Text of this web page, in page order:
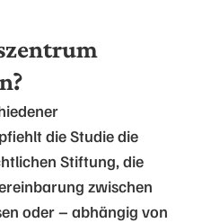
die Studie die
Stiftung, die
zwischen
oder – abhängig von